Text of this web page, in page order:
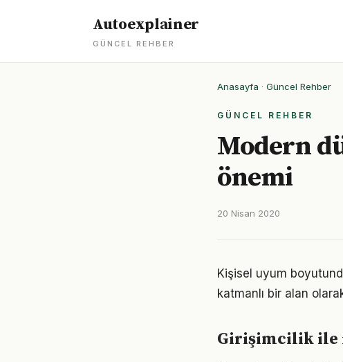
Autoexplainer
GÜNCEL REHBER
Anasayfa · Güncel Rehber
GÜNCEL REHBER
Modern
önemi
20 Nisan 2020
Kişisel uyum
katmanlı bir alan
Girişimcilik ile